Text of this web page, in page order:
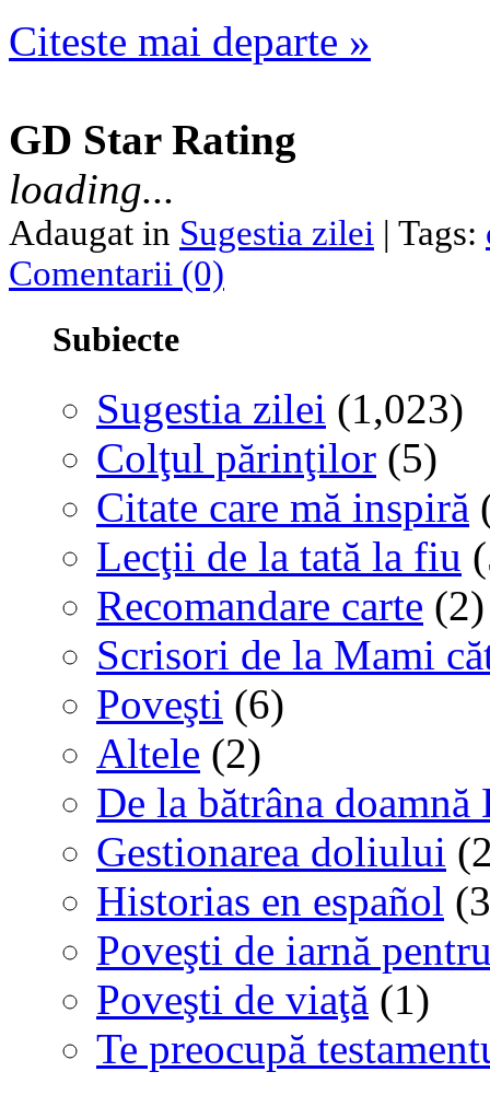
Citeste mai departe »
GD Star Rating
loading...
Adaugat in Sugestia zilei | Tags:
Comentarii (0)
Subiecte
Sugestia zilei (1,023)
Colţul părinţilor (5)
Citate care mă inspiră
Lecţii de la tată la fiu
Recomandare carte (2)
Scrisori de la Mami
Poveşti (6)
Altele (2)
De la bătrâna
Gestionarea doliului
Historias en español
Poveşti de iarnă
Poveşti de viaţă (1)
Te preocupă